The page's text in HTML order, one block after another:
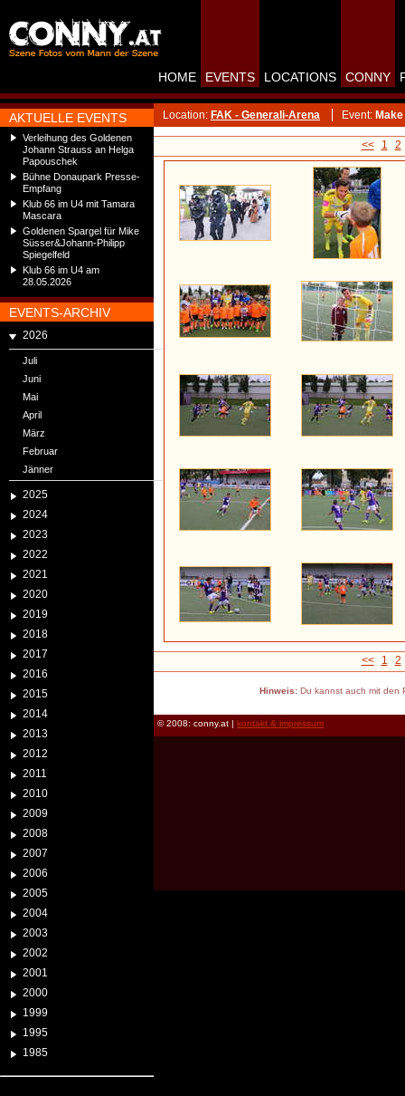
AKTUELLE EVENTS
Verleihung des Goldenen
Johann Strauss an Helga
Papouschek
Bühne Donaupark Presse-
Empfang
Klub 66 im U4 mit Tamara
Mascara
Goldenen Spargel für Mike
Süsser&Johann-Philipp
Spiegelfeld
Klub 66 im U4 am
28.05.2026
EVENTS-ARCHIV
2026
Juli
Juni
Mai
April
März
Februar
Jänner
2025
2024
2023
2022
2021
2020
2019
2018
2017
2016
2015
2014
2013
2012
2011
2010
2009
2008
2007
2006
2005
2004
2003
2002
2001
2000
1999
1995
1985
HOME EVENTS LOCATIONS CONNY
Location: FAK - Generali-Arena Event:
<< 1 2
<< 1 2
Hinweis:Du kannst auch mit den
© 2008: conny.at | kontakt & impressum